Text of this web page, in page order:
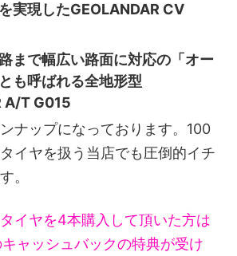
実現したGEOLANDAR CV
まで幅広い路面に対応の「オー
も呼ばれる全地形型
A/T G015
ナップになっております。100
イヤを扱う当店でも圧倒的イチ
。
タイヤを4本購入して頂いた方は
ャッシュバックの特典が受け